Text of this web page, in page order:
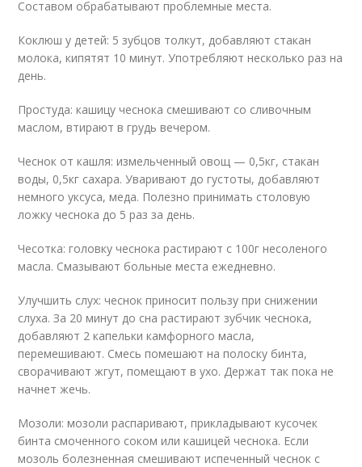
Составом обрабатывают проблемные места.
Коклюш у детей: 5 зубцов толкут, добавляют стакан
молока, кипятят 10 минут. Употребляют несколько раз на
день.
Простуда: кашицу чеснока смешивают со сливочным
маслом, втирают в грудь вечером.
Чеснок от кашля: измельченный овощ — 0,5кг, стакан
воды, 0,5кг сахара. Уваривают до густоты, добавляют
немного уксуса, меда. Полезно принимать столовую
ложку чеснока до 5 раз за день.
Чесотка: головку чеснока растирают с 100г несоленого
масла. Смазывают больные места ежедневно.
Улучшить слух: чеснок приносит пользу при снижении
слуха. За 20 минут до сна растирают зубчик чеснока,
добавляют 2 капельки камфорного масла,
перемешивают. Смесь помешают на полоску бинта,
сворачивают жгут, помещают в ухо. Держат так пока не
начнет жечь.
Мозоли: мозоли распаривают, прикладывают кусочек
бинта смоченного соком или кашицей чеснока. Если
мозоль болезненная смешивают испеченный чеснок с